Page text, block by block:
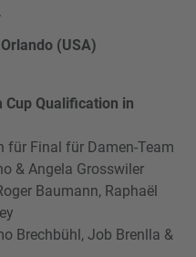
(USA)
Cup Qualification in
für Final für Damen-Team
& Angela Grosswiler
Baumann, Raphaël
Brechbühl, Job Brenlla &